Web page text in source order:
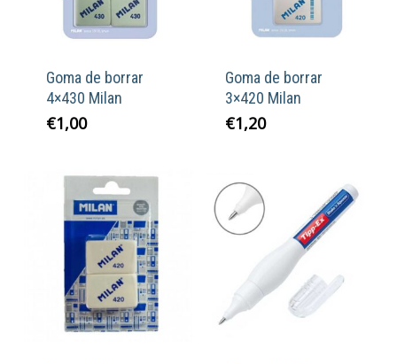
Goma de borrar
4×430 Milan
€1,00
Goma de borrar
3×420 Milan
€1,20